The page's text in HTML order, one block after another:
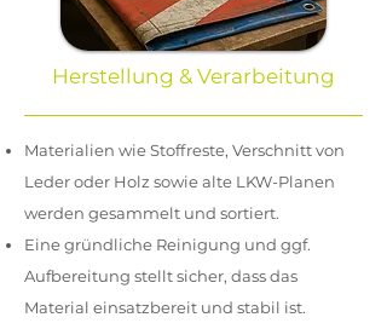
Herstellung & Verarbeitung
Materialien wie Stoffreste, Verschnitt von
Leder oder Holz sowie alte LKW-Planen
werden gesammelt und sortiert.
Eine gründliche Reinigung und ggf.
Aufbereitung stellt sicher, dass das
Material einsatzbereit und stabil ist.